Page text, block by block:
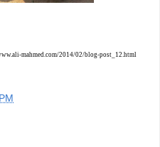
mahmed.com/2014/02/blog-post_12.html